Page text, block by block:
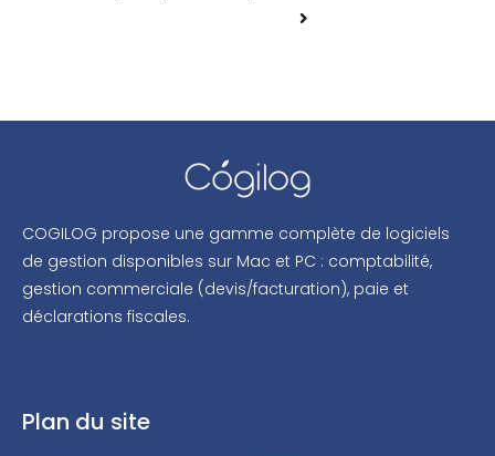
COGILOG propose une gamme complète de logiciels
de gestion disponibles sur Mac et PC : comptabilité,
gestion commerciale (devis/facturation), paie et
déclarations fiscales.
Plan du site